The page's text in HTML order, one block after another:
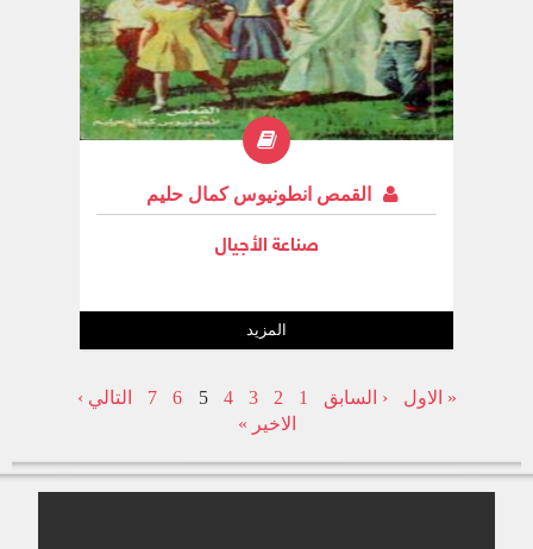
القمص انطونيوس كمال حليم
صناعة الأجيال
المزيد
« الاول ‹ السابق 1
2
3
4
5
6
7
التالي ›
الاخير »